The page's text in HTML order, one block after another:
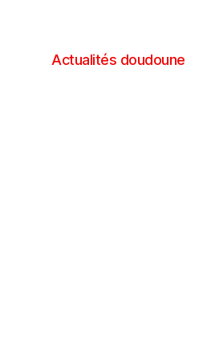
Actualités doudoune